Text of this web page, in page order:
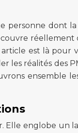
personne dont
réellement
est là pour
les réalités des
ensemble
Elle englobe un